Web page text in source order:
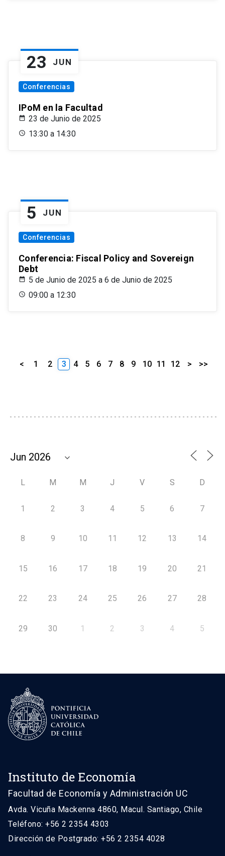
23 JUN
Conferencias
IPoM en la Facultad
23 de Junio de 2025
13:30 a 14:30
5 JUN
Conferencias
Conferencia: Fiscal Policy and Sovereign
Debt
5 de Junio de 2025 a 6 de Junio de 2025
09:00 a 12:30
< 1 2 3 4 5 6 7 8 9 10 11 12 > >>
L M M J V S D
1 2 3 4 5 6 7
8 9 10 11 12 13 14
15 16 17 18 19 20 21
22 23 24 25 26 27 28
29 30 1 2 3 4 5
Instituto de Economía
Facultad de Economía y Administración UC
Avda. Vicuña Mackenna 4860, Macul. Santiago, Chile
Teléfono: +56 2 2354 4303
Dirección de Postgrado: +56 2 2354 4028